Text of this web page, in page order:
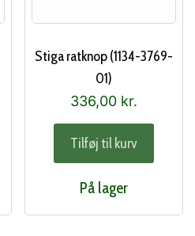
Stiga ratknop (1134-3769-
01)
336,00 kr.
Tilføj til kurv
På lager